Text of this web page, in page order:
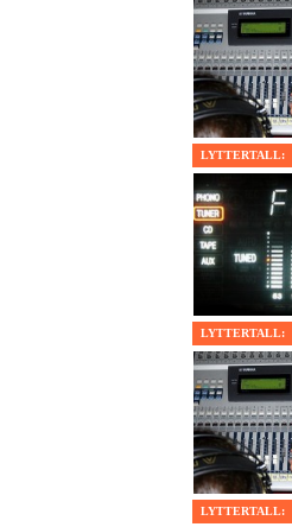
LYTTERTALL:
LYTTERTALL:
LYTTERTALL: